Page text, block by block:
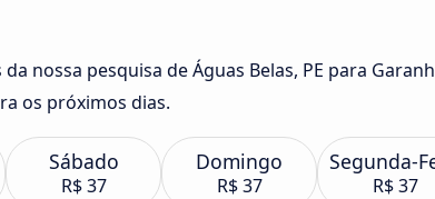
nossa pesquisa de Águas Belas, PE para
os próximos dias.
Sábado
R$ 37
Domingo
R$ 37
Segunda-
R$ 37